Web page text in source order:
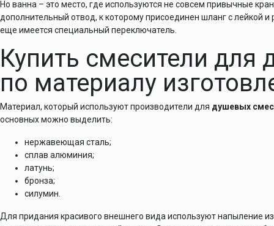
Но ванна – это место, где используются не совсем привычные
дополнительный отвод, к которому присоединен шланг с лейкой
еще имеется специальный переключатель.
Купить смесители для
по материалу
Материал, который используют производители для душевых
основных можно выделить:
нержавеющая сталь;
сплав алюминия;
латунь;
бронза;
силумин.
Для придания красивого внешнего вида используют напыление